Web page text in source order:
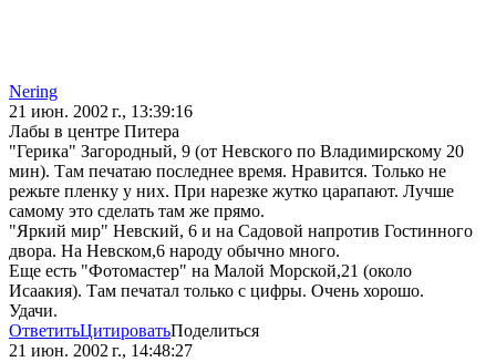
Nering
21 июн. 2002 г., 13:39:16
Лабы в центре Питера
"Герика" Загородный, 9 (от Невского по Владимирскому 20
мин). Там печатаю последнее время. Нравится. Только не
режьте пленку у них. При нарезке жутко царапают. Лучше
самому это сделать там же прямо.
"Яркий мир" Невский, 6 и на Садовой напротив Гостинного
двора. На Невском,6 народу обычно много.
Еще есть "Фотомастер" на Малой Морской,21 (около
Исаакия). Там печатал только с цифры. Очень хорошо.
Удачи.
ОтветитьЦитироватьПоделиться
21 июн. 2002 г., 14:48:27